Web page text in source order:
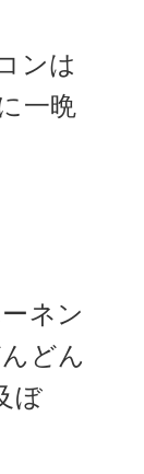
ンは
一晩
ネン
どん
ぼ